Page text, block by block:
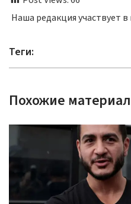
Наша редакция участвует в
Теги:
Похожие